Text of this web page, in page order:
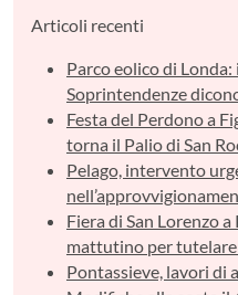
Articoli recenti
Parco eolico di
Soprintendenze
Festa del Perdono a
torna il Palio di San
Pelago, intervento
Fiera di San Lorenzo
mattutino per
Pontassieve, lavori di